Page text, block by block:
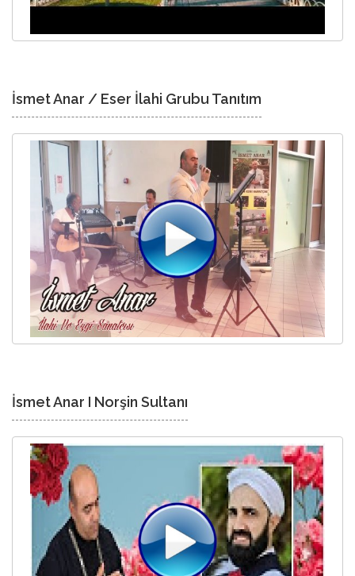
İsmet Anar / Eser İlahi Grubu Tanıtım
İsmet Anar I Norşin Sultanı